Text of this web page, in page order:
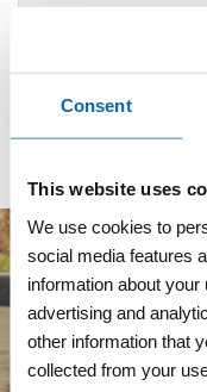
Consent
This website uses
We use cookies to
social media features
information about your
advertising and
other information that
collected from your
Materiaal
Kleur
Veiligheidsfactor